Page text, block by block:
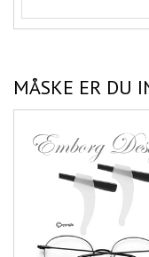
MÅSKE ER DU